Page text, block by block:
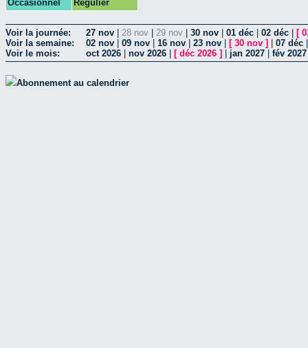
Occasionnel
Régulier
Voir la journée: 27 nov 28 nov 29 nov 30 nov 01 déc 02 déc [
Voir la semaine:
02 nov 09 nov 16 nov 23 nov [ 30 nov ] 07 déc
Voir le mois:
oct 2026 nov 2026 [ déc 2026 ] jan 2027 fév 2027
Abonnement au calendrier